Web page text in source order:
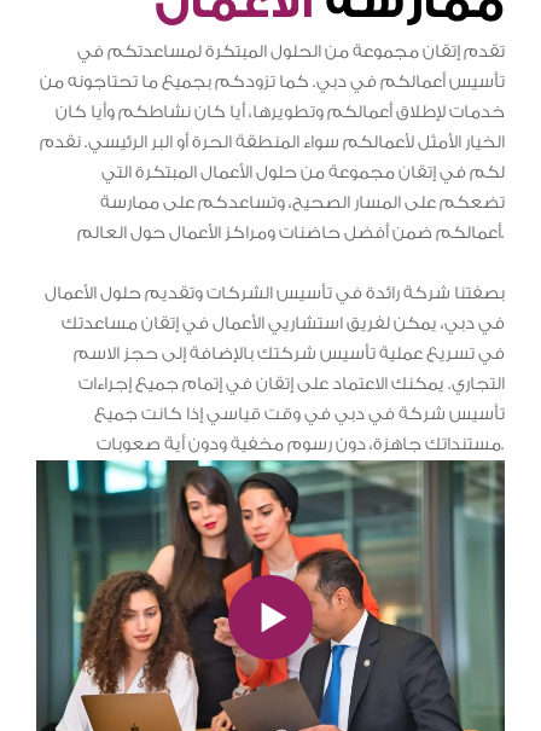
تقدم إتقان مجموعة من الحلول المبتكرة لمساعدتكم في
تأسيس أعمالكم في دبي. كما تزودكم بجميع ما تحتاجونه من
خدمات لإطلاق أعمالكم وتطويرها، أيا كان نشاطكم وأيا كان
الخيار الأمثل لأعمالكم سواء المنطقة الحرة أو البر الرئيسي. نقدم
لكم في إتقان مجموعة من حلول الأعمال المبتكرة التي
تضعكم على المسار الصحيح، وتساعدكم على ممارسة
أعمالكم ضمن أفضل حاضنات ومراكز الأعمال حول العالم.
بصفتنا شركة رائدة في تأسيس الشركات وتقديم حلول الأعمال
في دبي، يمكن لفريق استشاريي الأعمال في إتقان مساعدتك
في تسريع عملية تأسيس شركتك بالإضافة إلى حجز الاسم
التجاري. يمكنك الاعتماد على إتقان في إتمام جميع إجراءات
تأسيس شركة في دبي في وقت قياسي إذا كانت جميع
مستنداتك جاهزة، دون رسوم مخفية ودون أية صعوبات.